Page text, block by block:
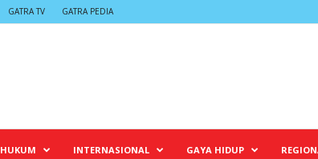
GATRA TV GATRA PEDIA
HUKUM INTERNASIONAL GAYA HIDUP